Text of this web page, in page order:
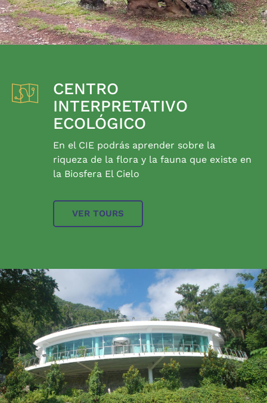
CENTRO
INTERPRETATIVO
ECOLÓGICO
En el CIE podrás aprender sobre la
riqueza de la flora y la fauna que existe en
la Biosfera El Cielo
VER TOURS